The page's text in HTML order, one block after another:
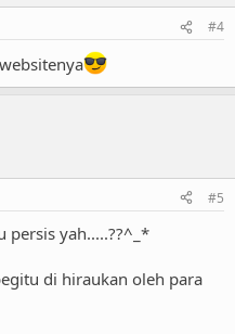
#4
#5
persis yah.....??^_*
di hiraukan oleh para